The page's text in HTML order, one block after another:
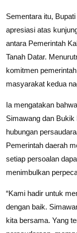
Sementara itu,
apresiasi atas
antara Pemerintah
Tanah Datar.
komitmen
masyarakat kedua
Ia mengatakan
Simawang dan
hubungan
Pemerintah daerah
setiap persoalan
menimbulkan
“Kami hadir untuk
dengan baik.
kita bersama. Yang